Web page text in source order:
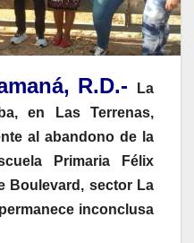
R.D.-
La
en Las Terrenas,
al abandono de la
Primaria Félix
Boulevard, sector La
inconclusa